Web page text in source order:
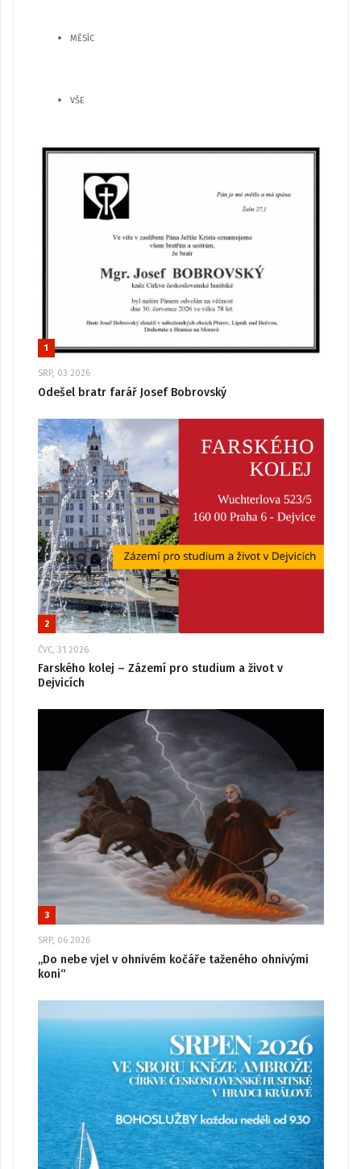
MĚSÍC
VŠE
1
SRP, 03 2026
Odešel bratr farář Josef Bobrovský
2
ČVC, 31 2026
Farského kolej – Zázemí pro studium a život v
Dejvicích
3
SRP, 06 2026
„Do nebe vjel v ohnivém kočáře taženého ohnivými
koni“